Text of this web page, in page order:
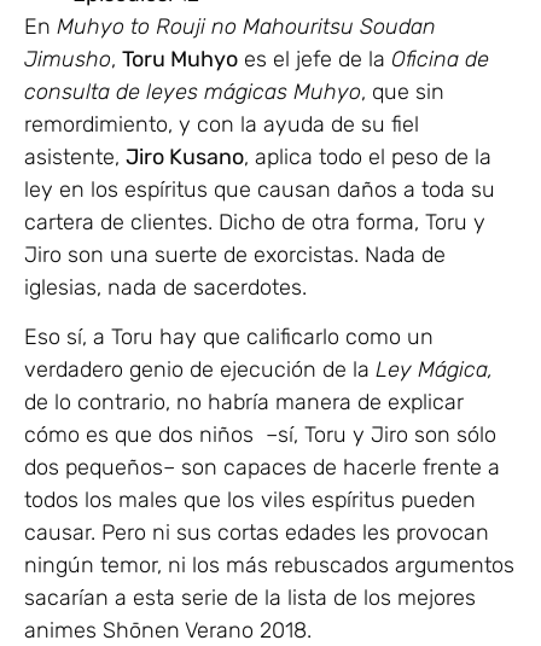
En Muhyo to Rouji no Mahouritsu Soudan
Jimusho, Toru Muhyo es el jefe de la Oficina de
consulta de leyes mágicas Muhyo, que sin
remordimiento, y con la ayuda de su fiel
asistente, Jiro Kusano, aplica todo el peso de la
ley en los espíritus que causan daños a toda su
cartera de clientes. Dicho de otra forma, Toru y
Jiro son una suerte de exorcistas. Nada de
iglesias, nada de sacerdotes.
Eso sí, a Toru hay que calificarlo como un
verdadero genio de ejecución de la Ley Mágica,
de lo contrario, no habría manera de explicar
cómo es que dos niños –sí, Toru y Jiro son sólo
dos pequeños– son capaces de hacerle frente a
todos los males que los viles espíritus pueden
causar. Pero ni sus cortas edades les provocan
ningún temor, ni los más rebuscados argumentos
sacarían a esta serie de la lista de los mejores
animes Shōnen Verano 2018.